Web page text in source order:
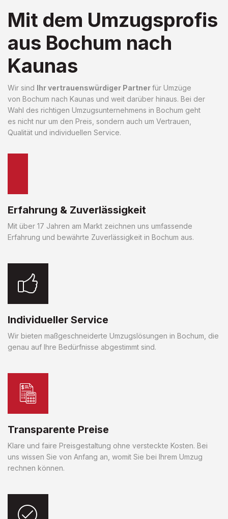
Mit dem Umzugsprofis
aus Bochum nach
Kaunas
Wir sind Ihr vertrauenswürdiger Partnerfür Umzüge
von Bochum nach Kaunas und weit darüber hinaus. Bei der
Wahl des richtigen Umzugsunternehmens in Bochum geht
es nicht nur um den Preis, sondern auch um Vertrauen,
Qualität und individuellen Service.
Erfahrung & Zuverlässigkeit
Mit über 17 Jahren am Markt zeichnen uns umfassende
Erfahrung und bewährte Zuverlässigkeit in Bochum aus.
Individueller Service
Wir bieten maßgeschneiderte Umzugslösungen in Bochum, die
genau auf Ihre Bedürfnisse abgestimmt sind.
Transparente Preise
Klare und faire Preisgestaltung ohne versteckte Kosten. Bei
uns wissen Sie von Anfang an, womit Sie bei Ihrem Umzug
rechnen können.